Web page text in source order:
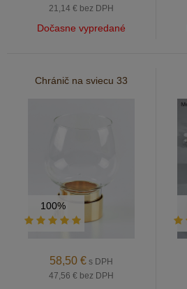
21,14 € bez DPH
Dočasne vypredané
Chránič na sviecu 33
100%
58,50 € s DPH
47,56 € bez DPH